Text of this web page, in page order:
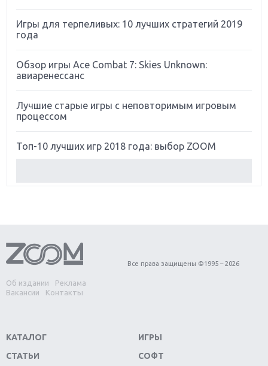
Игры для терпеливых: 10 лучших стратегий 2019
года
Обзор игры Ace Combat 7: Skies Unknown:
авиаренессанс
Лучшие старые игры с неповторимым игровым
процессом
Топ-10 лучших игр 2018 года: выбор ZOOM
Обзор игры Forza Horizon 4: вершина эволюции
Две важных новинки для консолей: Spider-Man и
Divinity Original Sin 2
Switch
Об издании
Реклама
Вакансии
Контакты
Все права защищены ©1995 – 2026
КАТАЛОГ
СТАТЬИ
ИГРЫ
СОФТ